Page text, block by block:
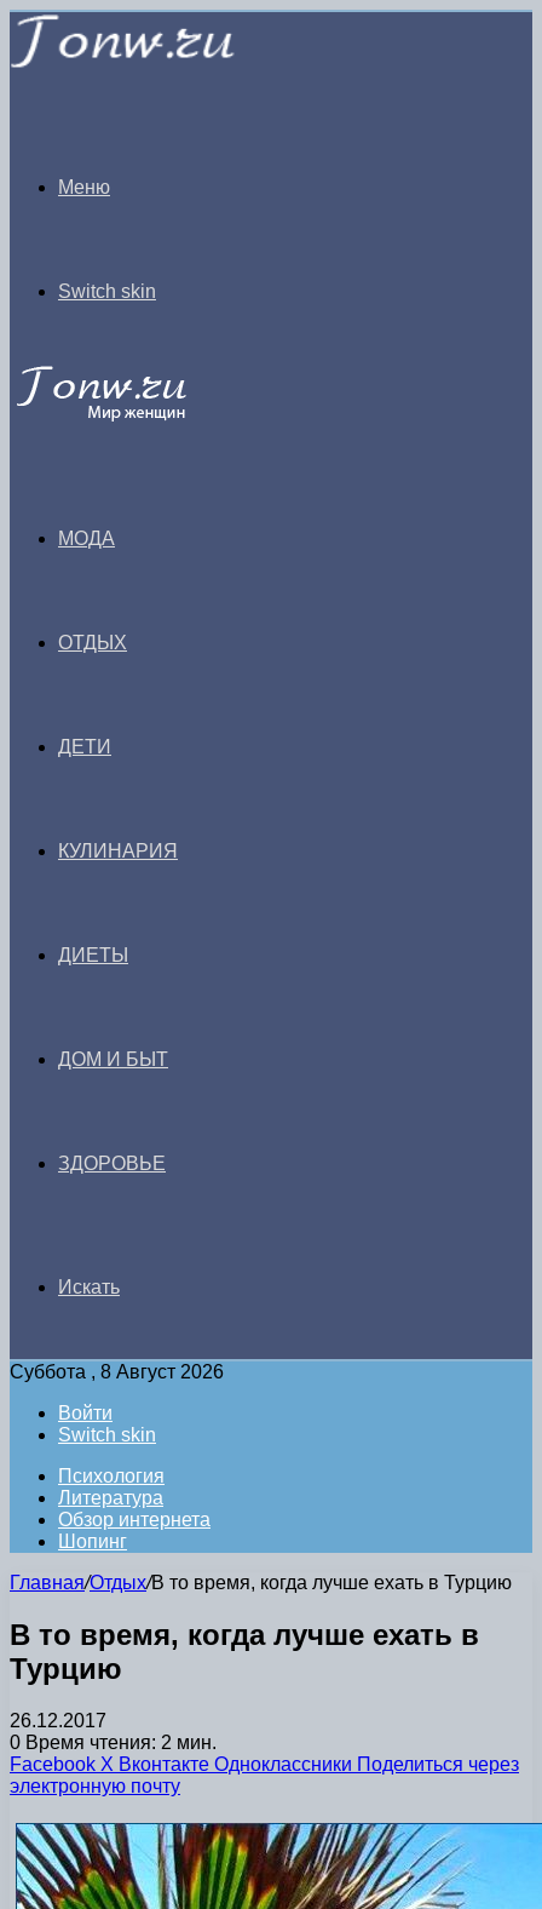
Меню
Switch skin
МОДА
ОТДЫХ
ДЕТИ
КУЛИНАРИЯ
ДИЕТЫ
ДОМ И БЫТ
ЗДОРОВЬЕ
Искать
Суббота , 8 Август 2026
Войти
Switch skin
Психология
Литература
Обзор интернета
Шопинг
Главная/Отдых/В то время, когда лучше ехать в Турцию
В то время, когда лучше ехать в
Турцию
26.12.2017
0 Время чтения: 2 мин.
Facebook X Вконтакте Одноклассники Поделиться через
электронную почту